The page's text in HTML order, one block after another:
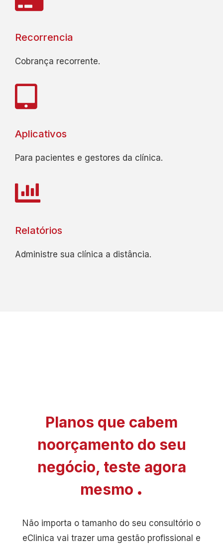
Recorrencia
Cobrança recorrente.
Aplicativos
Para pacientes e gestores da clínica.
Relatórios
Administre sua clínica a distância.
Planos que cabem
noorçamento do seu
negócio, teste agora
mesmo .
Não importa o tamanho do seu consultório o
eClinica vai trazer uma gestão profissional e